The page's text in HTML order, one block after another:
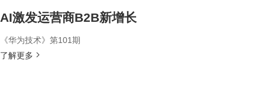
AI激发运营商B2B新增长
《华为技术》第101期
了解更多